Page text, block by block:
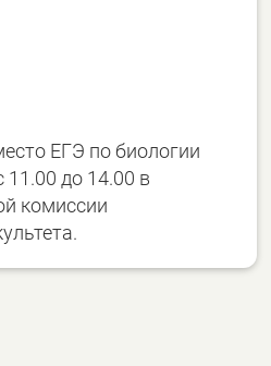
ЕГЭ по биологии
11.00 до 14.00 в
комиссии